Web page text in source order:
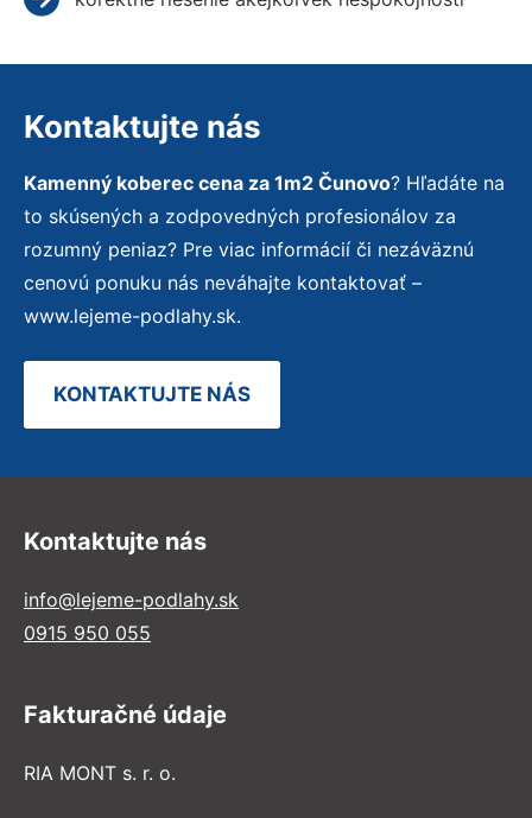
Kontaktujte nás
Kamenný koberec cena za 1m2 Čunovo? Hľadáte na
to skúsených a zodpovedných profesionálov za
rozumný peniaz? Pre viac informácií či nezáväznú
cenovú ponuku nás neváhajte kontaktovať –
www.lejeme-podlahy.sk.
KONTAKTUJTE NÁS
Kontaktujte nás
info@lejeme-podlahy.sk
0915 950 055
Fakturačné údaje
RIA MONT s. r. o.